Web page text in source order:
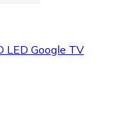
LED Google TV